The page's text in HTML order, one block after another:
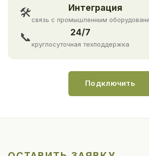
🛠 Интеграция
связь с промышленным
📞 24/7
круглосуточная техподдержка
Подключить